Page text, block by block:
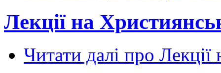
Лекції на
Читати далі про Лекції